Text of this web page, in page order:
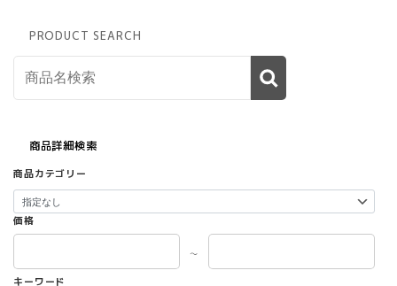
PRODUCT SEARCH
商品詳細検索
商品カテゴリー
価格
～
キーワード